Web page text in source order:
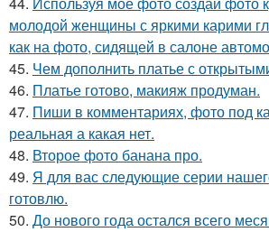
молодой женщины с яркими карими
как на фото, сидящей в салоне
45. Чем дополнить платье с
46. Платье готово, макияж продуман.
47. Пиши в комментариях, фото под
реальная а какая нет.
48. Второе фото банана про.
49. Я для вас следующие серии
готовлю.
50. До нового года остался всего